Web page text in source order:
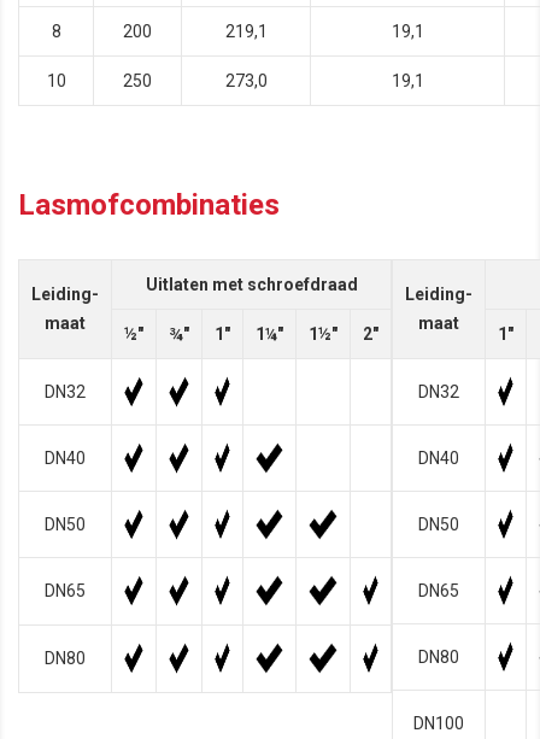
8 200 219,1 19,1
10 250 273,0 19,1
Lasmofcombinaties
Leiding-
maat
Uitlaten met schroefdraad
½" ¾" 1" 1¼" 1½" 2"
DN32
DN40
DN50
DN65
DN80
Leiding-
maat
1"
DN32
DN40
DN50
DN65
DN80
DN100